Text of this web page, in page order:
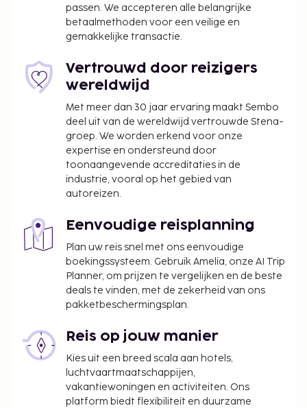
passen. We accepteren alle belangrijke
betaalmethoden voor een veilige en
gemakkelijke transactie.
Vertrouwd door reizigers
wereldwijd
Met meer dan 30 jaar ervaring maakt Sembo
deel uit van de wereldwijd vertrouwde Stena-
groep. We worden erkend voor onze
expertise en ondersteund door
toonaangevende accreditaties in de
industrie, vooral op het gebied van
autoreizen.
Eenvoudige reisplanning
Plan uw reis snel met ons eenvoudige
boekingssysteem. Gebruik Amelia, onze AI Trip
Planner, om prijzen te vergelijken en de beste
deals te vinden, met de zekerheid van ons
pakketbeschermingsplan.
Reis op jouw manier
Kies uit een breed scala aan hotels,
luchtvaartmaatschappijen,
vakantiewoningen en activiteiten. Ons
platform biedt flexibiliteit en duurzame